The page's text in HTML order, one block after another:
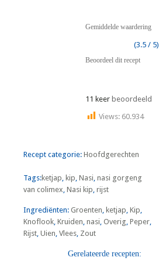
Gemiddelde waardering
(3.5 / 5)
Beoordeel dit recept
11 keer beoordeeld
Views: 60.934
Recept categorie:Hoofdgerechten
Tags:ketjap ,kip ,Nasi ,nasi gorgeng
van colimex ,Nasi kip ,rijst
Ingrediënten:Groenten ,ketjap ,Kip
Knoflook ,Kruiden ,nasi Overig ,Peper
Rijst ,Uien ,Vlees Zout
Gerelateerde recepten: